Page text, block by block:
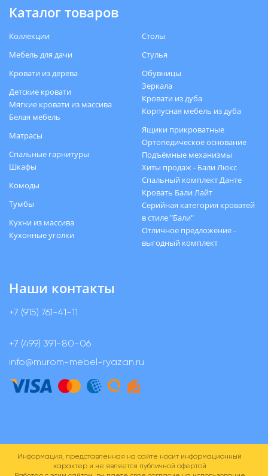
Каталог товаров
Коллекции
Мебель для дачи
Кровати из дерева
Детские кровати
Мягкие кровати из массива
Белая мебель
Матрасы
Спальные гарнитуры
Шкафы
Комоды
Тумбы
Кухни из массива
Кухонные уголки
Столы
Стулья
Обувницы
Зеркала
Кровати из дуба
Корпусная мебель из дуба
Ящики прикроватные
Ортопедическое основание
Подъёмные механизмы
Хиты продаж - Бали Люкс
Спальный комплект Данте
Кровать Бали Лайт
Серийная категория кроватей
в стиле "Бали"
Отличное предложение -
выгодный комплект
Наши контакты
+7 (915) 761-41-11
+7 (499) 391-80-06
info@murom-mebel-ryazan.ru
Информация, представленная на сайте носит информационный
характер и не является публичной офертой